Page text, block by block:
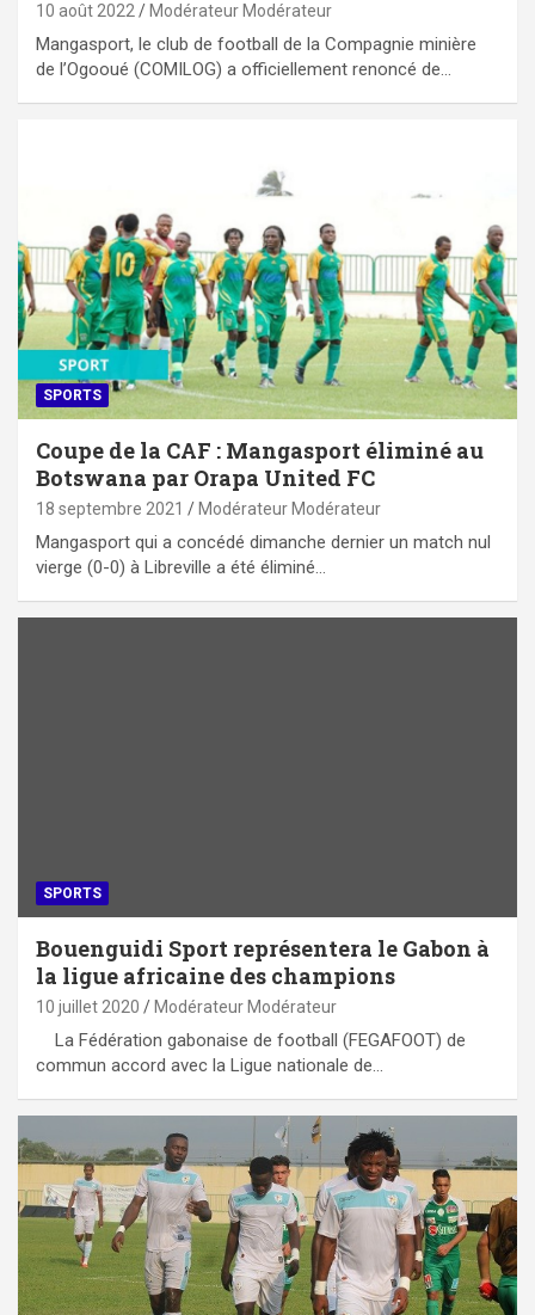
10 août 2022 Modérateur Modérateur
Mangasport, le club de football de la Compagnie minière
de l’Ogooué (COMILOG) a officiellement renoncé de…
SPORTS
Coupe de la CAF : Mangasport éliminé au
Botswana par Orapa United FC
18 septembre 2021 Modérateur Modérateur
Mangasport qui a concédé dimanche dernier un match nul
vierge (0-0) à Libreville a été éliminé…
SPORTS
Bouenguidi Sport représentera le Gabon à
la ligue africaine des champions
10 juillet 2020 Modérateur Modérateur
La Fédération gabonaise de football (FEGAFOOT) de
commun accord avec la Ligue nationale de…